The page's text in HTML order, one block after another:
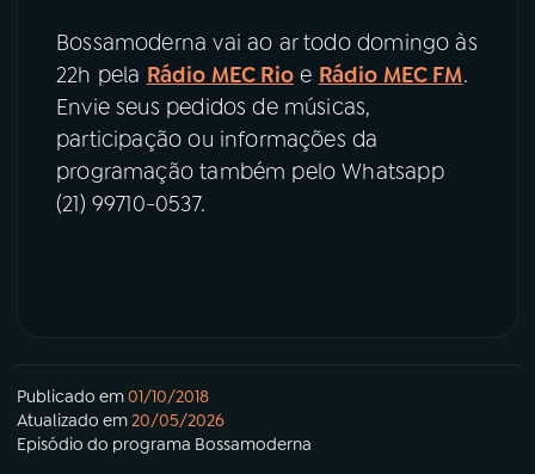
Bossamoderna vai ao ar todo domingo às
22h pela Rádio MEC Rioe Rádio MEC FM.
Envie seus pedidos de músicas,
participação ou informações da
programação também pelo Whatsapp
(21) 99710-0537.
Publicado em01/10/2018
Atualizado em20/05/2026
Episódio do programa Bossamoderna